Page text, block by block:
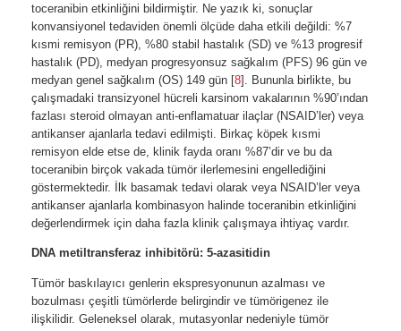
toceranibin etkinliğini bildirmiştir. Ne yazık ki, sonuçlar
konvansiyonel tedaviden önemli ölçüde daha etkili değildi: %7
kısmi remisyon (PR), %80 stabil hastalık (SD) ve %13 progresif
hastalık (PD), medyan progresyonsuz sağkalım (PFS) 96 gün ve
medyan genel sağkalım (OS) 149 gün [8]. Bununla birlikte, bu
çalışmadaki transizyonel hücreli karsinom vakalarının %90’ından
fazlası steroid olmayan anti-enflamatuar ilaçlar (NSAID’ler) veya
antikanser ajanlarla tedavi edilmişti. Birkaç köpek kısmi
remisyon elde etse de, klinik fayda oranı %87’dir ve bu da
toceranibin birçok vakada tümör ilerlemesini engellediğini
göstermektedir. İlk basamak tedavi olarak veya NSAID’ler veya
antikanser ajanlarla kombinasyon halinde toceranibin etkinliğini
değerlendirmek için daha fazla klinik çalışmaya ihtiyaç vardır.
DNA metiltransferaz inhibitörü: 5-azasitidin
Tümör baskılayıcı genlerin ekspresyonunun azalması ve
bozulması çeşitli tümörlerde belirgindir ve tümörigenez ile
ilişkilidir. Geleneksel olarak, mutasyonlar nedeniyle tümör